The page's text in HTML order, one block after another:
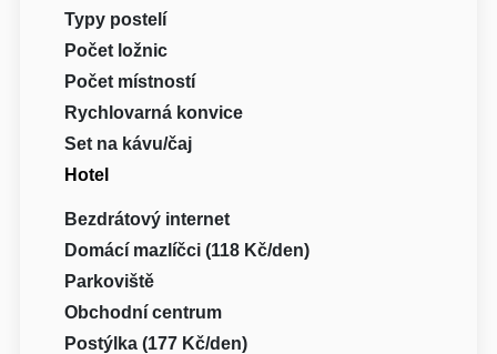
Typy postelí
Počet ložnic
Počet místností
Rychlovarná konvice
Set na kávu/čaj
Hotel
Bezdrátový internet
Domácí mazlíčci (118 Kč/den)
Parkoviště
Obchodní centrum
Postýlka (177 Kč/den)